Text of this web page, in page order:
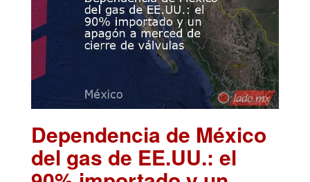
Dependencia de México
del gas de EE.UU.: el